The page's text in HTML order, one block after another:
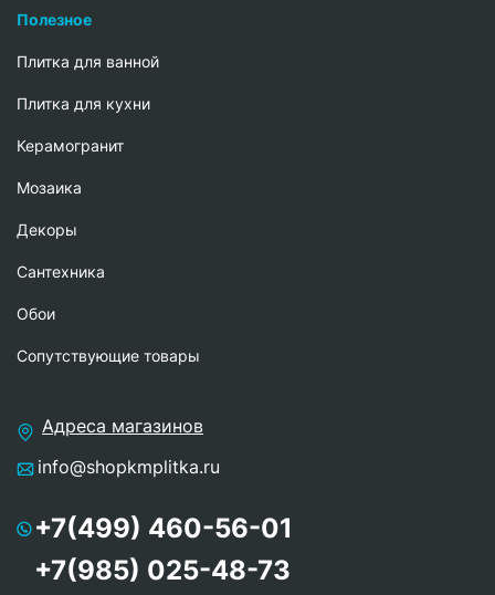
Полезное
Плитка для ванной
Плитка для кухни
Керамогранит
Мозаика
Декоры
Сантехника
Обои
Сопутствующие товары
Адреса магазинов
info@shopkmplitka.ru
+7(499) 460-56-01
+7(985) 025-48-73